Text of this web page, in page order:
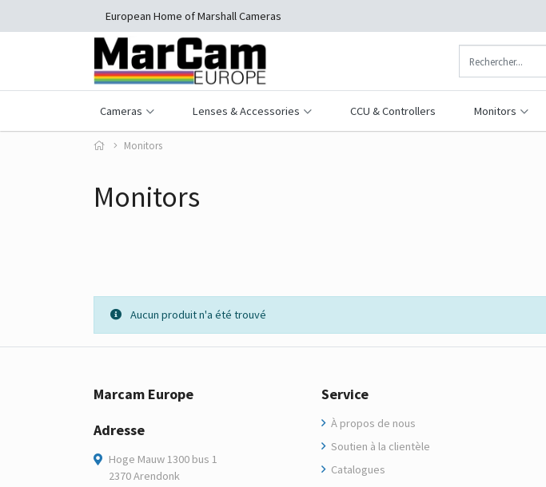
European Home of Marshall Cameras
Cameras Lenses & Accessories CCU & Controllers Monitors
Monitors
Monitors
Aucun produit n'a été trouvé
Marcam Europe
Adresse
Hoge Mauw 1300 bus 1
2370 Arendonk
Service
À propos de nous
Soutien à la clientèle
Catalogues